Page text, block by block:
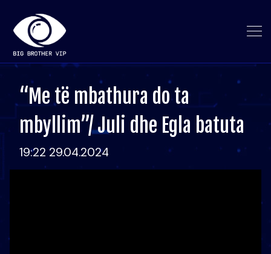
“Me të mbathura do ta
mbyllim”/ Juli dhe Egla batuta
19:22 29.04.2024